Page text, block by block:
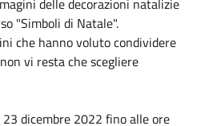
"Simboli di Natale".
che hanno voluto condividere
vi resta che scegliere
23 dicembre 2022 fino alle ore